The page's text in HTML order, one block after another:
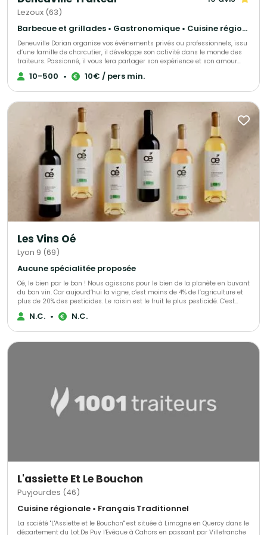
Lezoux (63)
Barbecue et grillades • Gastronomique • Cuisine régionale
Deneuville Dorian organise vos événements privés ou professionnels, issu
d’une famille de charcutier, il développe son activité dans le monde des
traiteurs. Passionné, il vous fera partager son expérience et son amour
des produits locaux. Réputé et reconnu, il réalisera votre événement à la
perfection selon vos demandes et vos exigences.
10-500 • 10€ / pers min.
Les Vins Oé
Lyon 9 (69)
Aucune spécialitée proposée
Oé, le bien par le bon ! Nous agissons pour le bien de la planète en buvant
du bon vin. Car aujourd’hui la vigne, c’est moins de 4% de l’agriculture et
plus de 20% des pesticides. Le raisin est le fruit le plus pesticidé. C’est
triste. Alors nous avons décidé de nous secouer la grappe avec vous ! Ce
que vous allez déboucher avec Oé : - du bon vin - bio & vegan -
N.C. • N.C.
L'assiette Et Le Bouchon
Puyjourdes (46)
Cuisine régionale • Français Traditionnel
La société "L'Assiette et le Bouchon" est située à Limogne en Quercy dans le
département du Lot.De Puy l'Evêque à Cahors en passant par Villefranche